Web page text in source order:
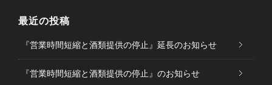
最近の投稿
『営業時間短縮と酒類提供の停止』延長のお知らせ
『営業時間短縮と酒類提供の停止』のお知らせ